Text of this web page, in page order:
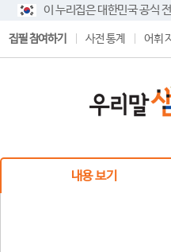
이 누리집은 대한민국 공식
집필 참여하기 사전 통계 어휘
내용 보기